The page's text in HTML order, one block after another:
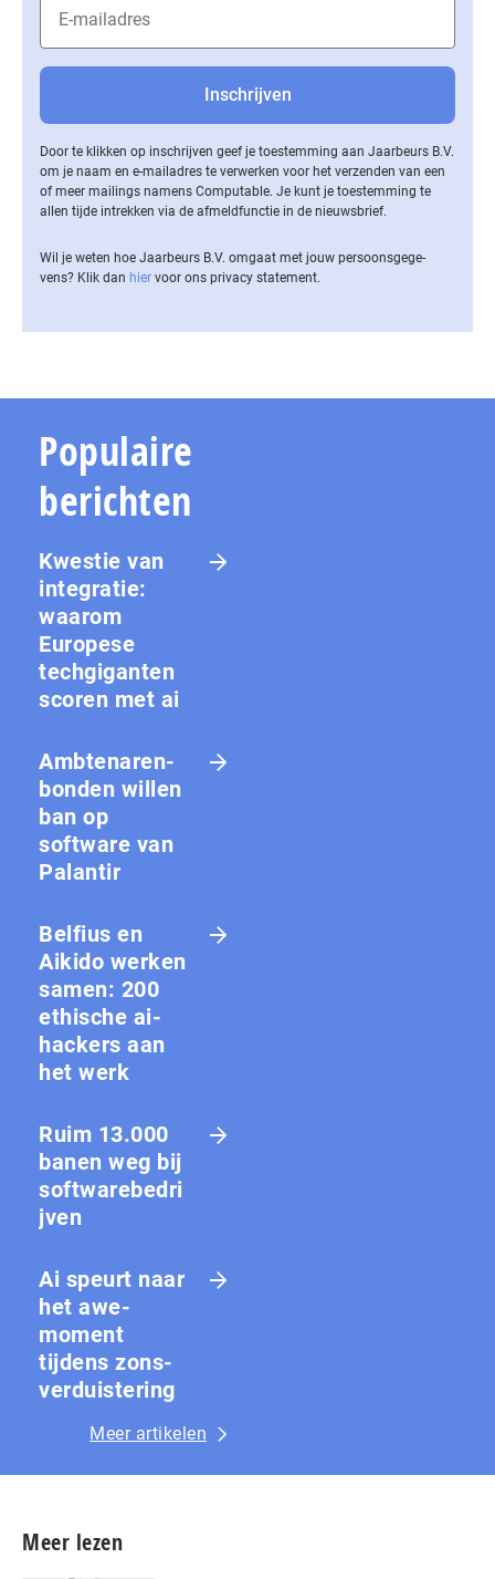
Door te klikken op inschrijven geef je toestemming aan Jaarbeurs B.V.
om je naam en e-mailadres te verwerken voor het verzenden van een
of meer mailings namens Computable. Je kunt je toestemming te
allen tijde intrekken via de af­meld­func­tie in de nieuwsbrief.
Wil je weten hoe Jaarbeurs B.V. omgaat met jouw per­soons­ge­ge­
vens? Klik dan hier voor ons privacy statement.
Populaire
berichten
Kwestie van
integratie:
waarom
Europese
techgiganten
scoren met ai
Amb­te­na­ren­
bon­den willen
ban op
software van
Palantir
Belfius en
Aikido werken
samen: 200
ethische ai-
hackers aan
het werk
Ruim 13.000
banen weg bij
softwarebedri
jven
Ai speurt naar
het awe-
moment
tijdens zons­
ver­duis­te­ring
Meer artikelen
Meer lezen